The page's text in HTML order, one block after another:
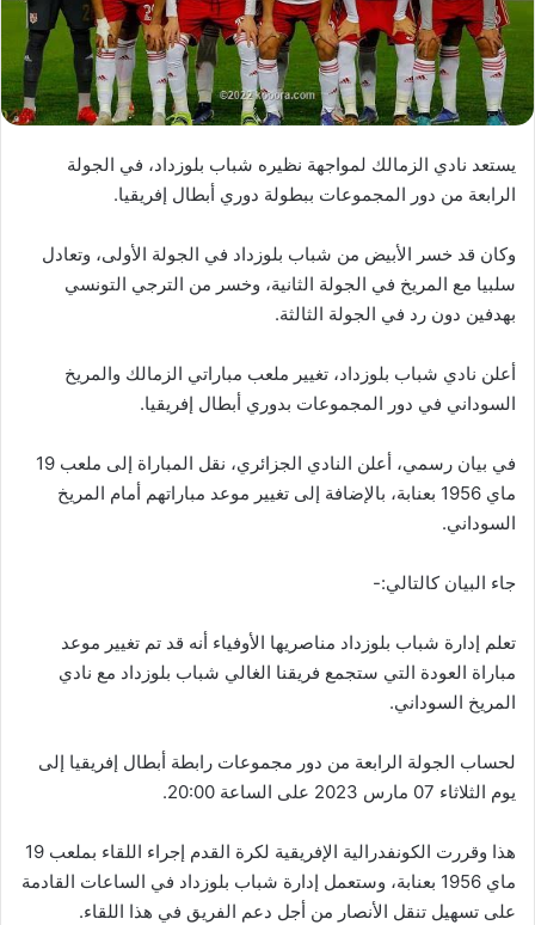
يستعد نادي الزمالك لمواجهة نظيره شباب بلوزداد، في الجولة
الرابعة من دور المجموعات ببطولة دوري أبطال إفريقيا.
وكان قد خسر الأبيض من شباب بلوزداد في الجولة الأولى، وتعادل
سلبيا مع المريخ في الجولة الثانية، وخسر من الترجي التونسي
بهدفين دون رد في الجولة الثالثة.
أعلن نادي شباب بلوزداد، تغيير ملعب مباراتي الزمالك والمريخ
السوداني في دور المجموعات بدوري أبطال إفريقيا.
في بيان رسمي، أعلن النادي الجزائري، نقل المباراة إلى ملعب 19
ماي 1956 بعنابة، بالإضافة إلى تغيير موعد مباراتهم أمام المريخ
السوداني.
جاء البيان كالتالي:-
تعلم إدارة شباب بلوزداد مناصريها الأوفياء أنه قد تم تغيير موعد
مباراة العودة التي ستجمع فريقنا الغالي شباب بلوزداد مع نادي
المريخ السوداني.
لحساب الجولة الرابعة من دور مجموعات رابطة أبطال إفريقيا إلى
يوم الثلاثاء 07 مارس 2023 على الساعة 20:00.
هذا وقررت الكونفدرالية الإفريقية لكرة القدم إجراء اللقاء بملعب 19
ماي 1956 بعنابة، وستعمل إدارة شباب بلوزداد في الساعات القادمة
على تسهيل تنقل الأنصار من أجل دعم الفريق في هذا اللقاء.